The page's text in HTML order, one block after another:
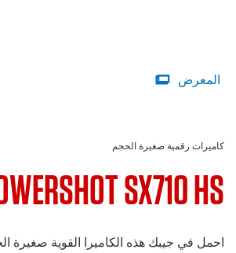
المعرض 
كاميرات رقمية صغيرة الحجم
SX710 HS
احمل في جيبك هذه الكاميرا القوية صغيرة